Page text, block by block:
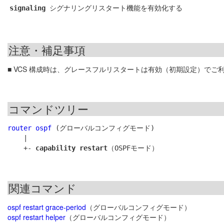
signaling シグナリングリスタート機能を有効化する
注意・補足事項
■ VCS 構成時は、グレースフルリスタートは有効（初期設定）でご利
コマンドツリー
router ospf (グローバルコンフィグモード)
    +-
capability restart
関連コマンド
ospf restart grace-period （グローバルコンフィグモード）
ospf restart helper （グローバルコンフィグモード）